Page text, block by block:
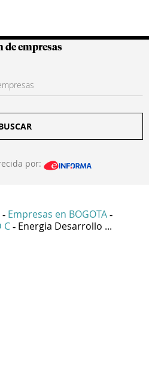
Colombianas
de empresas
por:
- Empresas en BOGOTA -
C - Energia Desarrollo ...